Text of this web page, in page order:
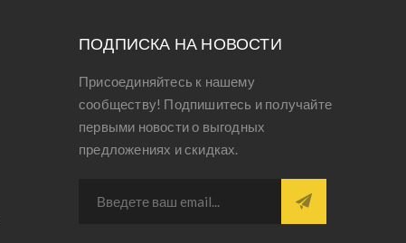
ПОДПИСКА НА НОВОСТИ
Присоединяйтесь к нашему
сообществу! Подпишитесь и получайте
первыми новости о выгодных
предложениях и скидках.